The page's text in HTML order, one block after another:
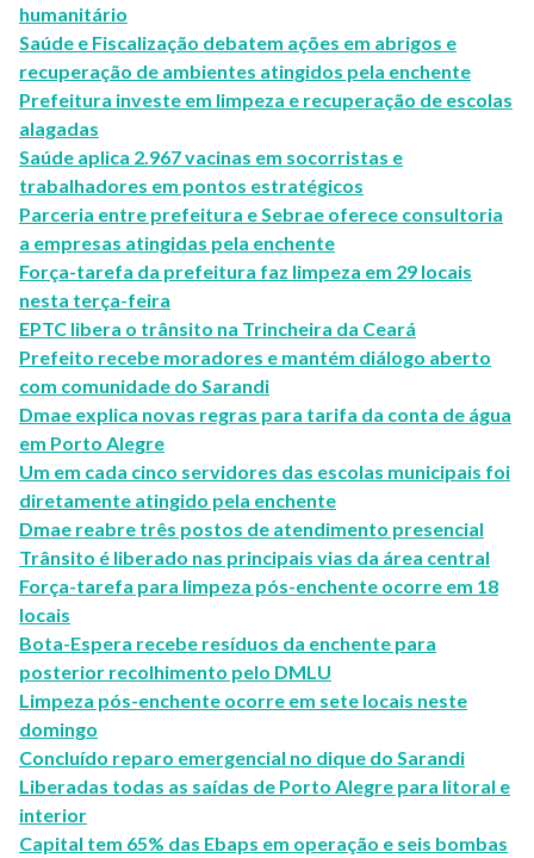
humanitário
Saúde e Fiscalização debatem ações em abrigos e
recuperação de ambientes atingidos pela enchente
Prefeitura investe em limpeza e recuperação de escolas
alagadas
Saúde aplica 2.967 vacinas em socorristas e
trabalhadores em pontos estratégicos
Parceria entre prefeitura e Sebrae oferece consultoria
a empresas atingidas pela enchente
Força-tarefa da prefeitura faz limpeza em 29 locais
nesta terça-feira
EPTC libera o trânsito na Trincheira da Ceará
Prefeito recebe moradores e mantém diálogo aberto
com comunidade do Sarandi
Dmae explica novas regras para tarifa da conta de água
em Porto Alegre
Um em cada cinco servidores das escolas municipais foi
diretamente atingido pela enchente
Dmae reabre três postos de atendimento presencial
Trânsito é liberado nas principais vias da área central
Força-tarefa para limpeza pós-enchente ocorre em 18
locais
Bota-Espera recebe resíduos da enchente para
posterior recolhimento pelo DMLU
Limpeza pós-enchente ocorre em sete locais neste
domingo
Concluído reparo emergencial no dique do Sarandi
Liberadas todas as saídas de Porto Alegre para litoral e
interior
Capital tem 65% das Ebaps em operação e seis bombas